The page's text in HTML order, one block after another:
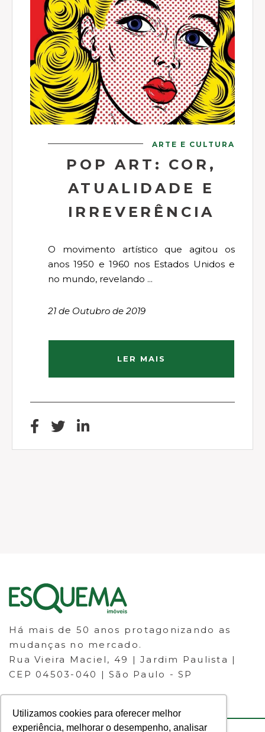
Utilizamos cookies para oferecer melhor
experiência, melhorar o desempenho, analisar
ARTE E CULTURA
POP ART: COR,
ATUALIDADE E
IRREVERÊNCIA
O movimento artístico que agitou os
anos 1950 e 1960 nos Estados Unidos e
no mundo, revelando ...
21 de Outubro de 2019
LER MAIS
Há mais de 50 anos protagonizando as
mudanças no mercado.
Rua Vieira Maciel, 49 | Jardim Paulista |
CEP 04503-040 | São Paulo - SP